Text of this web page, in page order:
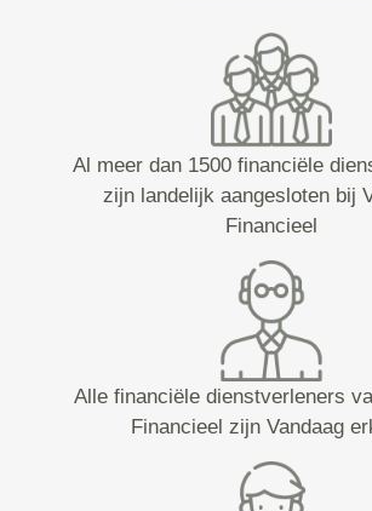
Al meer dan 1500 financiële
zijn landelijk aangesloten bij
Financieel
Alle financiële dienstverleners
Financieel zijn Vandaag